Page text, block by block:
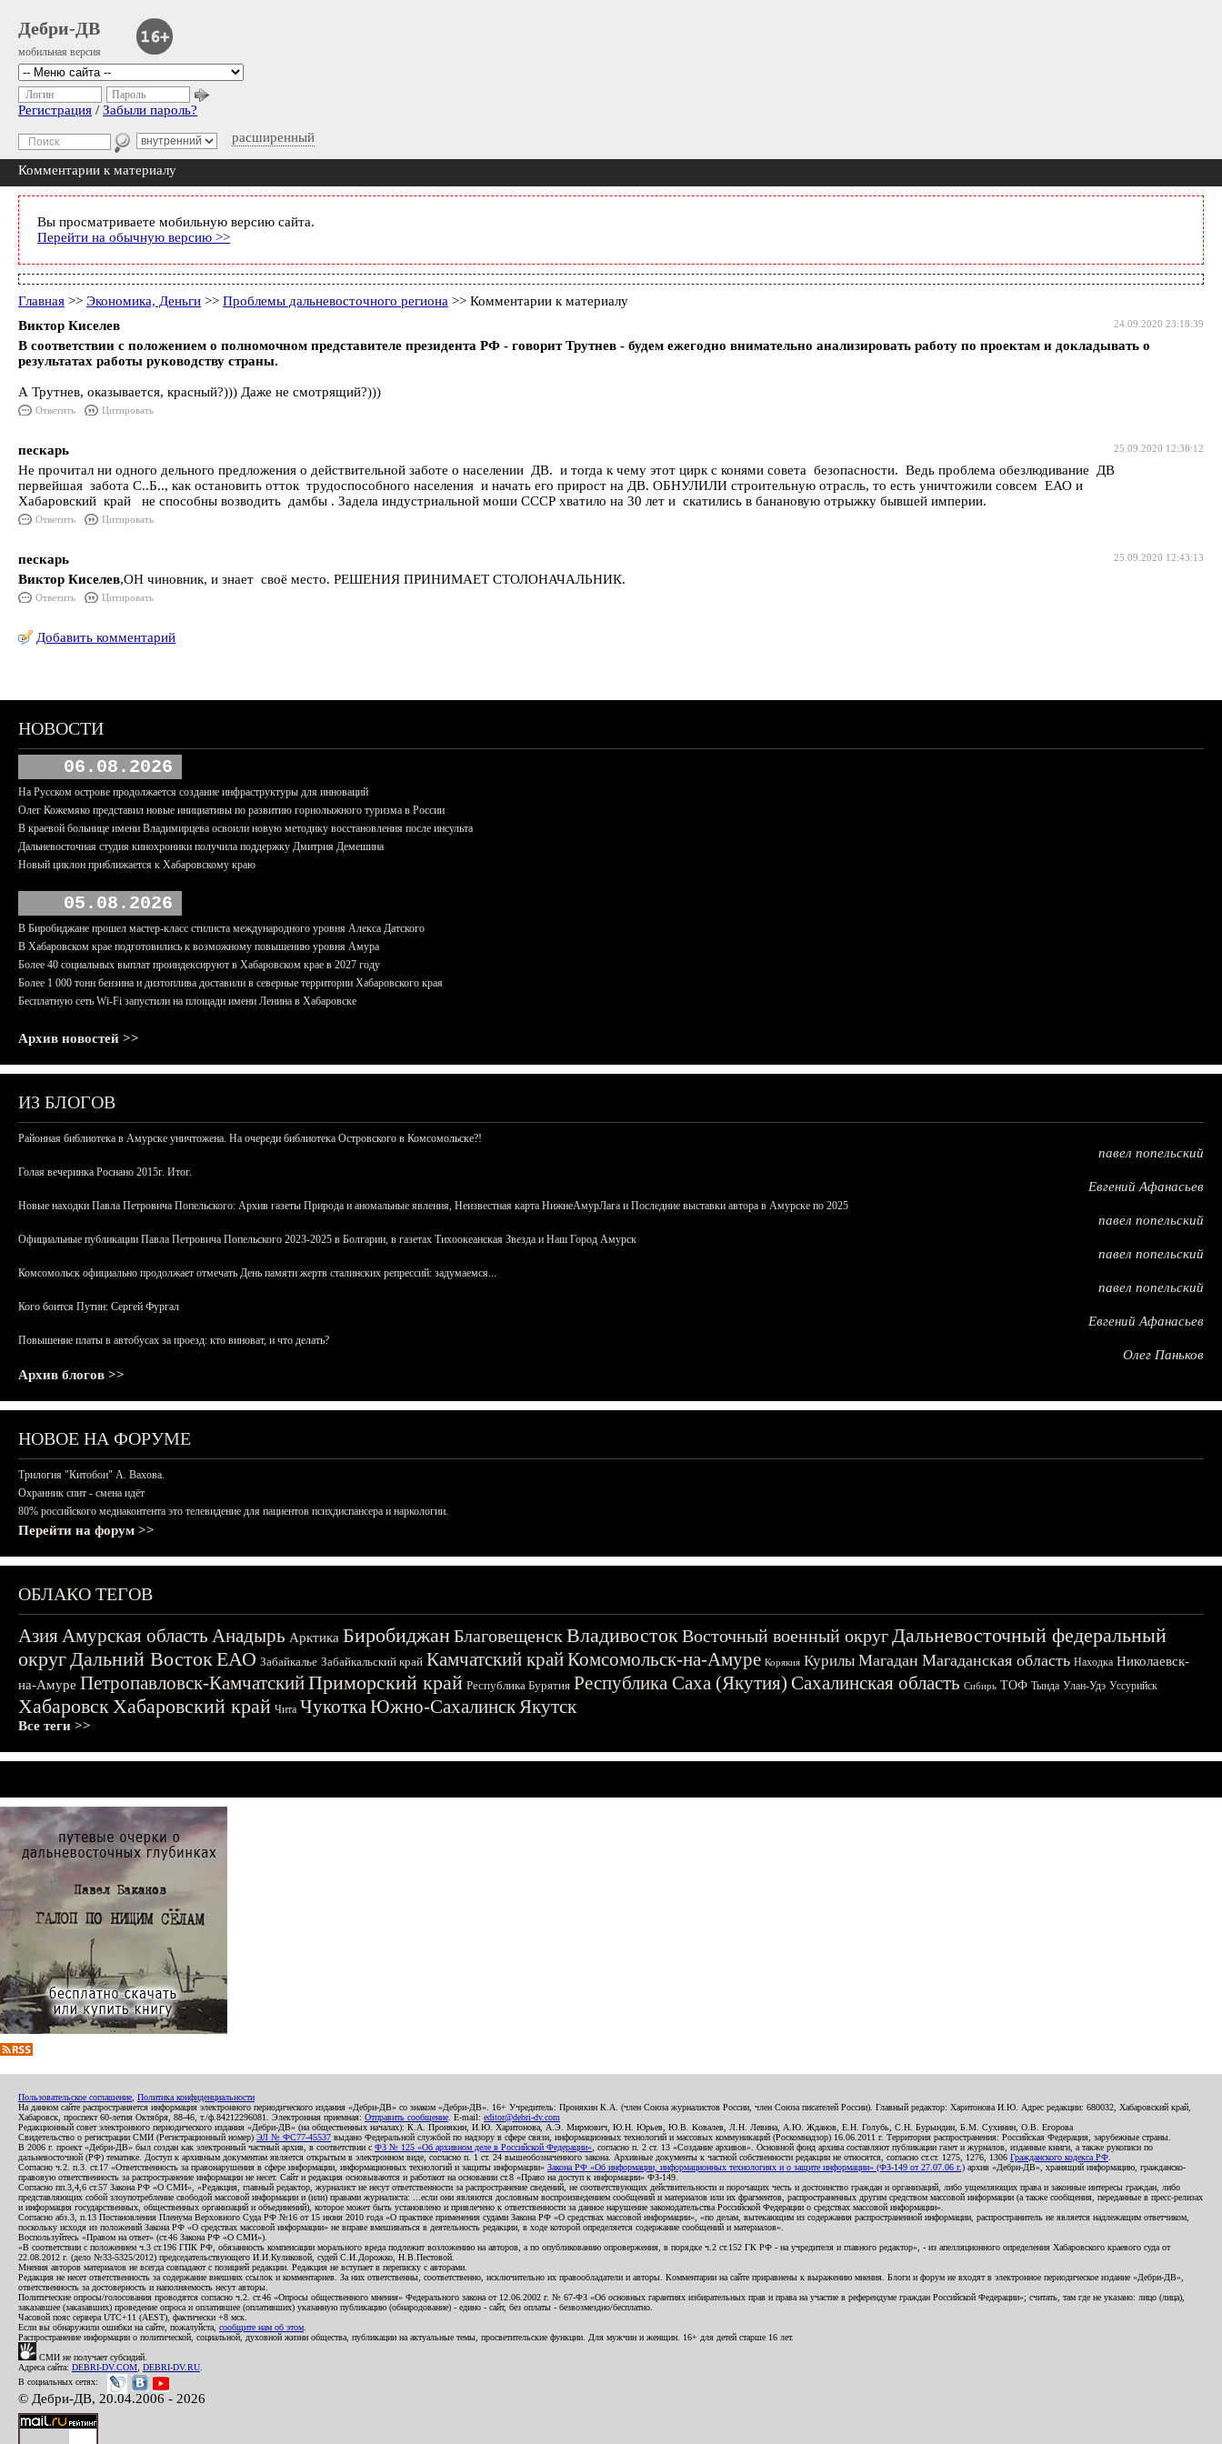
Дебри-ДВ
мобильная версия
расширенный
Логин Пароль
Регистрация / Забыли пароль?
Комментарии к материалу
Вы просматриваете мобильную версию сайта.
Перейти на обычную версию >>
Главная >> Экономика, Деньги >> Проблемы дальневосточного региона >> Комментарии к материалу
24.09.2020 23:18:39
Виктор Киселев
В соответствии с положением о полномочном представителе президента РФ - говорит Трутнев - будем ежегодно внимательно анализировать работу по проектам и докладывать о
результатах работы руководству страны.
А Трутнев, оказывается, красный?))) Даже не смотрящий?)))
Ответить Цитировать
25.09.2020 12:38:12
пескарь
Не прочитал ни одного дельного предложения о действительной заботе о населении ДВ. и тогда к чему этот цирк с конями совета безопасности. Ведь проблема обезлюдивание ДВ
первейшая забота С..Б.., как остановить отток трудоспособного населения и начать его прирост на ДВ. ОБНУЛИЛИ строительную отрасль, то есть уничтожили совсем ЕАО и
Хабаровский край не способны возводить дамбы . Задела индустриальной моши СССР хватило на 30 лет и скатились в банановую отрыжку бывшей империи.
Ответить Цитировать
25.09.2020 12:43:13
пескарь
Виктор Киселев,ОН чиновник, и знает своё место. РЕШЕНИЯ ПРИНИМАЕТ СТОЛОНАЧАЛЬНИК.
Ответить Цитировать
Добавить комментарий
НОВОСТИ
06.08.2026
На Русском острове продолжается создание инфраструктуры для инноваций
Олег Кожемяко представил новые инициативы по развитию горнолыжного туризма в России
В краевой больнице имени Владимирцева освоили новую методику восстановления после инсульта
Дальневосточная студия кинохроники получила поддержку Дмитрия Демешина
Новый циклон приближается к Хабаровскому краю
05.08.2026
В Биробиджане прошел мастер-класс стилиста международного уровня Алекса Датского
В Хабаровском крае подготовились к возможному повышению уровня Амура
Более 40 социальных выплат проиндексируют в Хабаровском крае в 2027 году
Более 1 000 тонн бензина и дизтоплива доставили в северные территории Хабаровского края
Бесплатную сеть Wi-Fi запустили на площади имени Ленина в Хабаровске
Архив новостей >>
ИЗ БЛОГОВ
Районная библиотека в Амурске уничтожена. На очереди библиотека Островского в Комсомольске?!
павел попельский
Голая вечеринка Роснано 2015г. Итог.
Евгений Афанасьев
Новые находки Павла Петровича Попельского: Архив газеты Природа и аномальные явления, Неизвестная карта НижнеАмурЛага и Последние выставки автора в Амурске по 2025
павел попельский
Официальные публикации Павла Петровича Попельского 2023-2025 в Болгарии, в газетах Тихоокеанская Звезда и Наш Город Амурск
павел попельский
Комсомольск официально продолжает отмечать День памяти жертв сталинских репрессий: задумаемся...
павел попельский
Кого боится Путин: Сергей Фургал
Евгений Афанасьев
Повышение платы в автобусах за проезд: кто виноват, и что делать?
Олег Паньков
Архив блогов >>
НОВОЕ НА ФОРУМЕ
Трилогия "Китобои" А. Вахова.
Охранник спит - смена идёт
80% российского медиаконтента это телевидение для пациентов психдиспансера и наркологии.
Перейти на форум >>
ОБЛАКО ТЕГОВ
АзияАмурская область Анадырь Арктика БиробиджанБлаговещенскВладивостокВосточный военный округДальневосточный федеральный
округДальний ВостокЕАО Забайкалье Забайкальский край Камчатский крайКомсомольск-на-Амуре Корякия Курилы Магадан Магаданская область Находка Николаевск-
на-Амуре Петропавловск-КамчатскийПриморский край Республика Бурятия Республика Саха (Якутия) Сахалинская область Сибирь ТОФ Тында Улан-Удэ Уссурийск
ХабаровскХабаровский край Чита ЧукоткаЮжно-СахалинскЯкутск
Все теги >>
Пользовательское соглашение Политика конфиденциальности
На данном сайте распространяется информация электронного периодического издания «Дебри-ДВ» со знаком «Дебри-ДВ». 16+ Учредитель: Пронякин К.А. (член Союза журналистов России, член Союза писателей России). Главный редактор: Харитонова И.Ю. Адрес редакции: 680032, Хабаровский край,
Хабаровск, проспект 60-летия Октября, 88-46, т./ф.84212296081. Электронная приемная: Отправить сообщение . E-mail: editor@debri-dv.com
Редакционный совет электронного периодического издания «Дебри-ДВ» (на общественных началах): К.А. Пронякин, И.Ю. Харитонова, А.Э. Мирмович, Ю.Н. Юрьев, Ю.В. Ковалев, Л.Н. Левина, А.Ю. Жданов, Е.Н. Голубь, С.Н. Бурындин, Б.М. Сухинин, О.В. Егорова
Свидетельство о регистрации СМИ (Регистрационный номер) ЭЛ № ФС77-45537 выдано Федеральной службой по надзору в сфере связи, информационных технологий и массовых коммуникаций (Роскомнадзор) 16.06.2011 г. Территория распространения: Российская Федерация, зарубежные страны.
В 2006 г. проект «Дебри-ДВ» был создан как электронный частный архив, в соответствии с ФЗ № 125 «Об архивном деле в Российской Федерации» , согласно п. 2 ст. 13 «Создание архивов». Основной фонд архива составляют публикации газет и журналов, изданные книги, а также рукописи по
дальневосточной (РФ) тематике. Доступ к архивным документам является открытым в электронном виде, согласно п. 1 ст. 24 вышеобозначенного закона. Архивные документы к частной собственности редакции не относятся, согласно ст.ст. 1275, 1276, 1306 Гражданского кодекса РФ
Согласно ч.2. п.3. ст.17 «Ответственность за правонарушения в сфере информации, информационных технологий и защиты информации» Закона РФ «Об информации, информационных технологиях и о защите информации» (ФЗ-149 от 27.07.06 г.) архив «Дебри-ДВ», хранящий информацию, гражданско-
правовую ответственность за распространение информации не несет. Сайт и редакция основываются и работают на основании ст.8 «Право на доступ к информации» ФЗ-149.
Согласно пп.3,4,6 ст.57 Закона РФ «О СМИ», «Редакция, главный редактор, журналист не несут ответственности за распространение сведений, не соответствующих действительности и порочащих честь и достоинство граждан и организаций, либо ущемляющих права и законные интересы граждан, либо
представляющих собой злоупотребление свободой массовой информации и (или) правами журналиста: ...если они являются дословным воспроизведением сообщений и материалов или их фрагментов, распространенных другим средством массовой информации (а также сообщения, переданные в пресс-релизах
и информация государственных, общественных организаций и объединений), которое может быть установлено и привлечено к ответственности за данное нарушение законодательства Российской Федерации о средствах массовой информации».
Согласно абз.3, п.13 Постановления Пленума Верховного Суда РФ №16 от 15 июня 2010 года «О практике применения судами Закона РФ «О средствах массовой информации», «по делам, вытекающим из содержания распространенной информации, распространитель не является надлежащим ответчиком,
поскольку исходя из положений Закона РФ «О средствах массовой информации» не вправе вмешиваться в деятельность редакции, в ходе которой определяется содержание сообщений и материалов».
Воспользуйтесь «Правом на ответ» (ст.46 Закона РФ «О СМИ»).
«В соответствии с положением ч.3 ст.196 ГПК РФ, обязанность компенсации морального вреда подлежит возложению на авторов, а по опубликованию опровержения, в порядке ч.2 ст.152 ГК РФ - на учредителя и главного редактор», - из апелляционного определения Хабаровского краевого суда от
22.08.2012 г. (дело №33-5325/2012) председательствующего И.И.Куликовой, судей С.И.Дорожко, Н.В.Пестовой.
Мнения авторов материалов не всегда совпадают с позицией редакции. Редакция не вступает в переписку с авторами.
Редакция не несет ответственность за содержание внешних ссылок и комментариев. За них ответственны, соответственно, исключительно их правообладатели и авторы. Комментарии на сайте приравнены к выражению мнения. Блоги и форум не входят в электронное периодическое издание «Дебри-ДВ»,
ответственность за достоверность и наполняемость несут авторы.
Политические опросы/голосования проводятся согласно ч.2. ст.46 «Опросы общественного мнения» Федерального закона от 12.06.2002 г. № 67-ФЗ «Об основных гарантиях избирательных прав и права на участие в референдуме граждан Российской Федерации»; считать, там где не указано: лицо (лица),
заказавшее (заказавших) проведение опроса и оплатившее (оплативших) указанную публикацию (обнародование) - едино - сайт, без оплаты - безвозмездно/бесплатно.
Часовой пояс сервера UTC+11 (AEST), фактически +8 мск.
Если вы обнаружили ошибки на сайте, пожалуйста, сообщите нам об этом
Распространение информации о политической, социальной, духовной жизни общества, публикации на актуальные темы, просветительские функции. Для мужчин и женщин. 16+ для детей старше 16 лет.
СМИ не получает субсидий.
Адреса сайта: DEBRI-DV.COM DEBRI-DV.RU
В социальных сетях:
© Дебри-ДВ, 20.04.2006 - 2026